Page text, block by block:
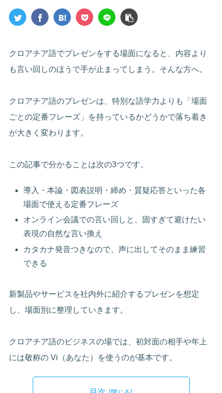
クロアチア語でプレゼンをする場面になると、内容より
も言い回しのほうで手が止まってしまう。そんな方へ。
クロアチア語のプレゼンは、特別な語学力よりも「場面
ごとの定番フレーズ」を持っているかどうかで落ち着き
が大きく変わります。
この記事で分かることは次の3つです。
導入・本論・図表説明・締め・質疑応答といった各
場面で使える定番フレーズ
オンライン会議での言い回しと、固すぎて避けたい
表現の自然な言い換え
カタカナ発音つきなので、声に出してそのまま練習
できる
新製品やサービスを社内外に紹介するプレゼンを想定
し、場面別に整理していきます。
クロアチア語のビジネスの場では、初対面の相手や年上
には敬称の Vi（あなた）を使うのが基本です。